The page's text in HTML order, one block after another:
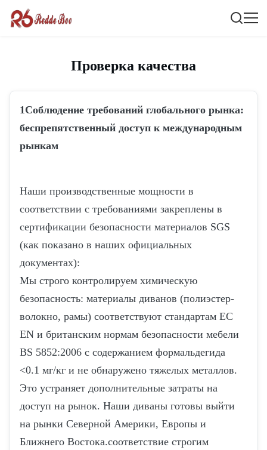
Проверка качества
1Соблюдение требований глобального рынка:
беспрепятственный доступ к международным
рынкам
Наши производственные мощности в
соответствии с требованиями закреплены в
сертификации безопасности материалов SGS
(как показано в наших официальных
документах):
Мы строго контролируем химическую
безопасность: материалы диванов (полиэстер-
волокно, рамы) соответствуют стандартам ЕС
EN и британским нормам безопасности мебели
BS 5852:2006 с содержанием формальдегида
<0.1 мг/кг и не обнаружено тяжелых металлов.
Это устраняет дополнительные затраты на
доступ на рынок. Наши диваны готовы выйти
на рынки Северной Америки, Европы и
Ближнего Востока.соответствие строгим